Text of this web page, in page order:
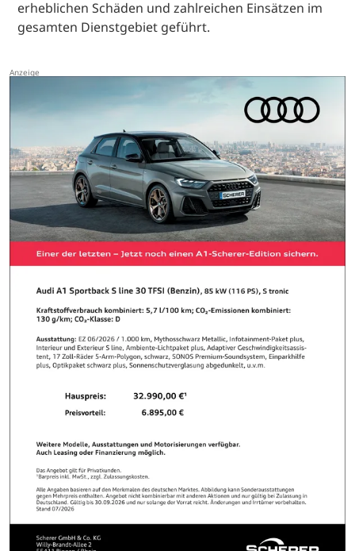
erheblichen Schäden und zahlreichen Einsätzen im
gesamten Dienstgebiet geführt.